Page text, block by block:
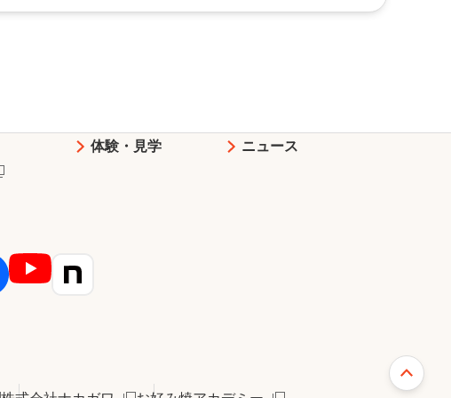
体験・見学
ニュース